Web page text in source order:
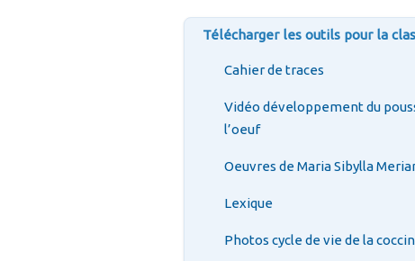
Télécharger les outils pour la
Cahier de traces
Vidéo développement du
l’oeuf
Oeuvres de Maria Sibylla
Lexique
Photos cycle de vie de la